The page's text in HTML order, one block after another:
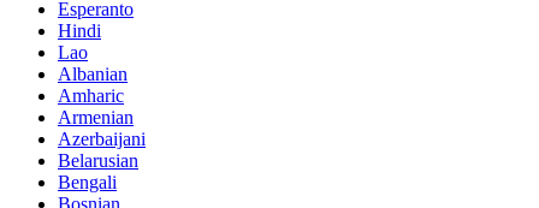
Esperanto
Hindi
Lao
Albanian
Amharic
Armenian
Azerbaijani
Belarusian
Bengali
Bosnian